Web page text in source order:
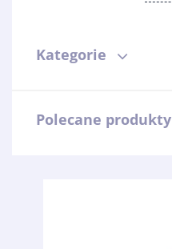
Kategorie
Polecane produkty